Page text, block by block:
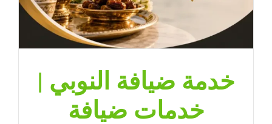
خدمة ضيافة النوبي |
خدمات ضيافة